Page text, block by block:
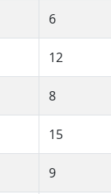
6
12
8
15
9